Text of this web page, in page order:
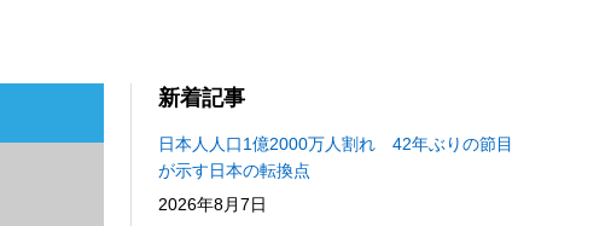
新着記事
日本人人口1億2000万人割れ 42年ぶりの節目
が示す日本の転換点
2026年8月7日